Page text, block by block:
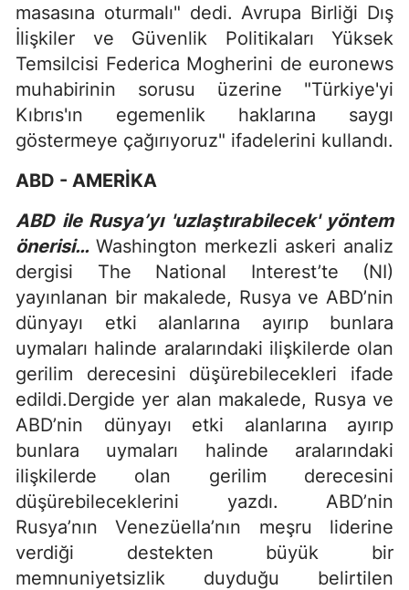
masasına oturmalı" dedi. Avrupa Birliği Dış
İlişkiler ve Güvenlik Politikaları Yüksek
Temsilcisi Federica Mogherini de euronews
muhabirinin sorusu üzerine "Türkiye'yi
Kıbrıs'ın egemenlik haklarına saygı
göstermeye çağırıyoruz" ifadelerini kullandı.
ABD - AMERİKA
ABD ile Rusya’yı 'uzlaştırabilecek' yöntem
önerisi… Washington merkezli askeri analiz
dergisi The National Interest’te (NI)
yayınlanan bir makalede, Rusya ve ABD’nin
dünyayı etki alanlarına ayırıp bunlara
uymaları halinde aralarındaki ilişkilerde olan
gerilim derecesini düşürebilecekleri ifade
edildi.Dergide yer alan makalede, Rusya ve
ABD’nin dünyayı etki alanlarına ayırıp
bunlara uymaları halinde aralarındaki
ilişkilerde olan gerilim derecesini
düşürebileceklerini yazdı. ABD’nin
Rusya’nın Venezüella’nın meşru liderine
verdiği destekten büyük bir
memnuniyetsizlik duyduğu belirtilen